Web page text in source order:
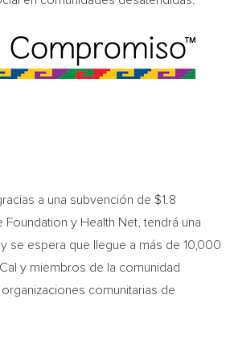
a una subvención de $1.8
Foundation y Health Net, tendrá una
se espera que llegue a más de 10,000
y miembros de la comunidad
comunitarias de